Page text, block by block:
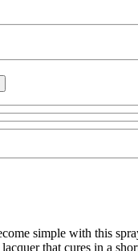
simple with this
that cures in a